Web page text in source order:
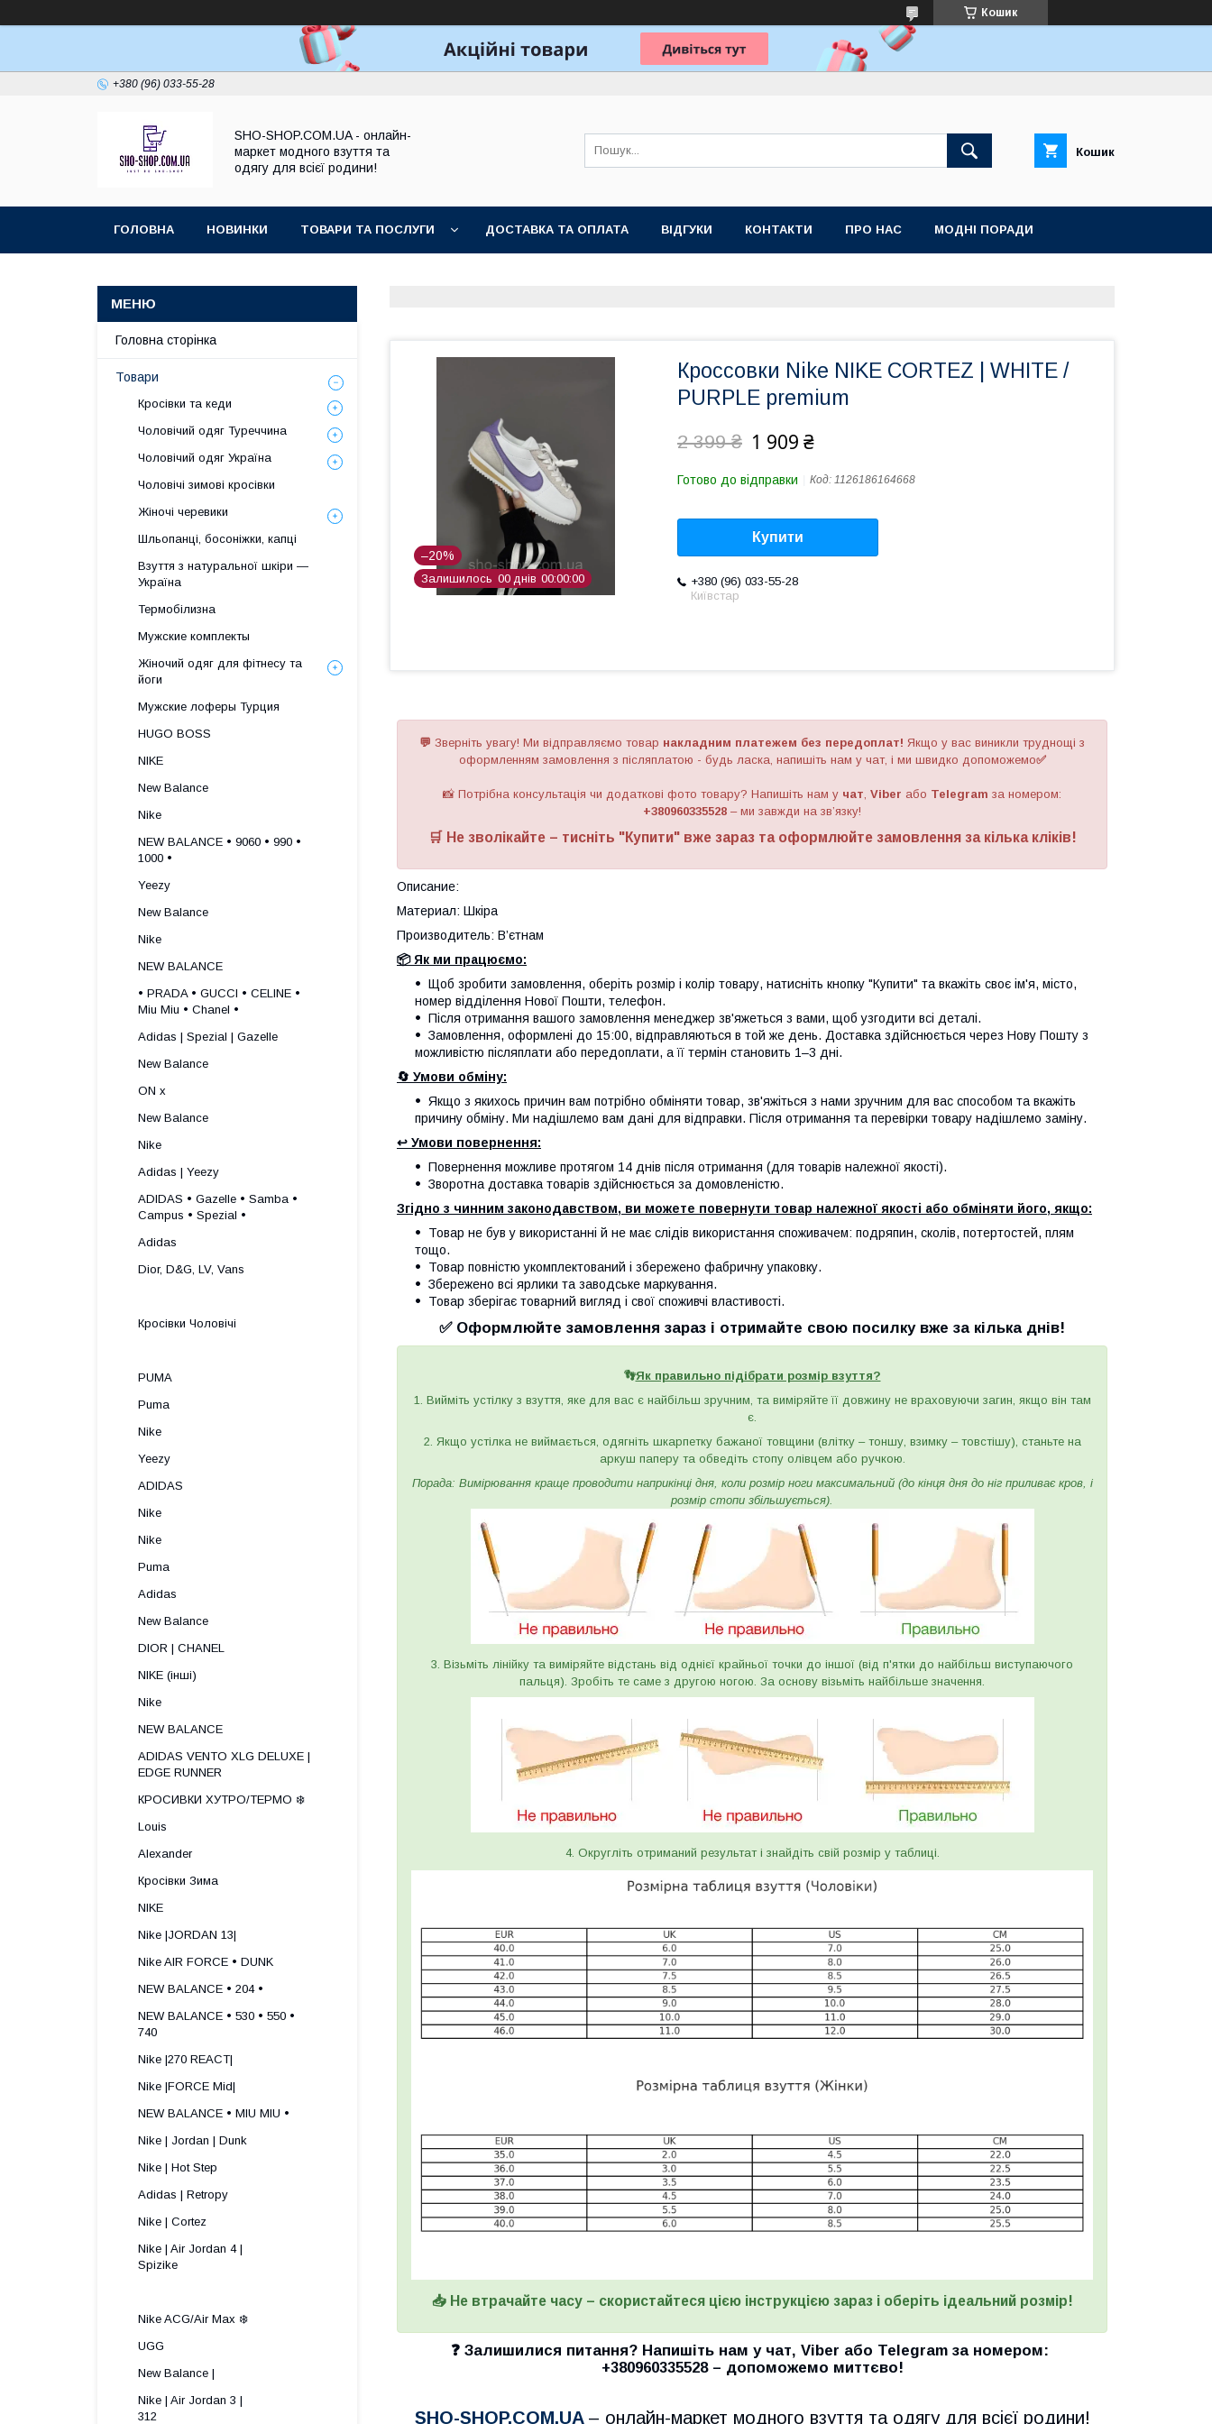
Кошик
+380 (96) 033-55-28
SHO-SHOP.COM.UA - онлайн-
маркет модного взуття та
одягу для всієї родини!
Кошик
ГОЛОВНА НОВИНКИ ТОВАРИ ТА ПОСЛУГИ ДОСТАВКА ТА ОПЛАТА ВІДГУКИ КОНТАКТИ ПРО НАС МОДНІ ПОРАДИ
–20%
Залишилось 00 днів 00 00 00
Кроссовки Nike NIKE CORTEZ | WHITE /
PURPLE premium
2 399 ₴ 1 909 ₴
Готово до відправки Код: 1126186164668
Купити
+380 (96) 033-55-28
Київстар
💬 Зверніть увагу! Ми відправляємо товар накладним платежем без передоплат! Якщо у вас виникли труднощі з
оформленням замовлення з післяплатою - будь ласка, напишіть нам у чат, і ми швидко допоможемо✅
📸 Потрібна консультація чи додаткові фото товару? Напишіть нам у чат, Viber або Telegram за номером:
+380960335528 – ми завжди на зв’язку!
🛒 Не зволікайте – тисніть "Купити" вже зараз та оформлюйте замовлення за кілька кліків!
Описание:
Материал: Шкіра
Производитель: В’єтнам
📦 Як ми працюємо:
Щоб зробити замовлення, оберіть розмір і колір товару, натисніть кнопку "Купити" та вкажіть своє ім'я, місто,
номер відділення Нової Пошти, телефон.
Після отримання вашого замовлення менеджер зв'яжеться з вами, щоб узгодити всі деталі.
Замовлення, оформлені до 15:00, відправляються в той же день. Доставка здійснюється через Нову Пошту з
можливістю післяплати або передоплати, а її термін становить 1–3 дні.
🔄 Умови обміну:
Якщо з якихось причин вам потрібно обміняти товар, зв'яжіться з нами зручним для вас способом та вкажіть
причину обміну. Ми надішлемо вам дані для відправки. Після отримання та перевірки товару надішлемо заміну.
↩️ Умови повернення:
Повернення можливе протягом 14 днів після отримання (для товарів належної якості).
Зворотна доставка товарів здійснюється за домовленістю.
Згідно з чинним законодавством, ви можете повернути товар належної якості або обміняти його, якщо:
Товар не був у використанні й не має слідів використання споживачем: подряпин, сколів, потертостей, плям
тощо.
Товар повністю укомплектований і збережено фабричну упаковку.
Збережено всі ярлики та заводське маркування.
Товар зберігає товарний вигляд і свої споживчі властивості.
✅ Оформлюйте замовлення зараз і отримайте свою посилку вже за кілька днів!
👣Як правильно підібрати розмір взуття?
1. Вийміть устілку з взуття, яке для вас є найбільш зручним, та виміряйте її довжину не враховуючи загин, якщо він там
є.
2. Якщо устілка не виймається, одягніть шкарпетку бажаної товщини (влітку – тоншу, взимку – товстішу), станьте на
аркуш паперу та обведіть стопу олівцем або ручкою.
Порада: Вимірювання краще проводити наприкінці дня, коли розмір ноги максимальний (до кінця дня до ніг приливає кров, і
розмір стопи збільшується).
3. Візьміть лінійку та виміряйте відстань від однієї крайньої точки до іншої (від п'ятки до найбільш виступаючого
пальця). Зробіть те саме з другою ногою. За основу візьміть найбільше значення.
4. Округліть отриманий результат і знайдіть свій розмір у таблиці.
📥 Не втрачайте часу – скористайтеся цією інструкцією зараз і оберіть ідеальний розмір!
❓ Залишилися питання? Напишіть нам у чат, Viber або Telegram за номером:
+380960335528– допоможемо миттєво!
SHO-SHOP.COM.UA – онлайн-маркет модного взуття та одягу для всієї родини!
Головна сторінка
Товари
Кросівки та кеди
Чоловічий одяг Туреччина
Чоловічий одяг Україна
Чоловічі зимові кросівки
Жіночі черевики
Шльопанці, босоніжки, капці
Взуття з натуральної шкіри —
Україна
Термобілизна
Мужские комплекты
Жіночий одяг для фітнесу та
йоги
Мужские лоферы Турция
HUGO BOSS
NIKE
New Balance
Nike
NEW BALANCE • 9060 • 990 •
1000 •
Yeezy
New Balance
Nike
NEW BALANCE
• PRADA • GUCCI • CELINE •
Miu Miu • Chanel •
Adidas | Spezial | Gazelle
New Balance
ON x
New Balance
Nike
Adidas | Yeezy
ADIDAS • Gazelle • Samba •
Campus • Spezial •
Adidas
Dior, D&G, LV, Vans
Кросівки Чоловічі
PUMA
Puma
Nike
Yeezy
ADIDAS
Nike
Nike
Puma
Adidas
New Balance
DIOR | CHANEL
NIKE (інші)
Nike
NEW BALANCE
ADIDAS VENTO XLG DELUXE |
EDGE RUNNER
КРОСИВКИ ХУТРО/ТЕРМО ❄️
Louis
Alexander
Кросівки Зима
NIKE
Nike |JORDAN 13|
Nike AIR FORCE • DUNK
NEW BALANCE • 204 •
NEW BALANCE • 530 • 550 •
740
Nike |270 REACT|
Nike |FORCE Mid|
NEW BALANCE • MIU MIU •
Nike | Jordan | Dunk
Nike | Hot Step
Adidas | Retropy
Nike | Cortez
Nike | Air Jordan 4 |
Spizike ​
Nike ACG/Air Max ❄️
UGG
New Balance |
Nike | Air Jordan 3 |
312 ​